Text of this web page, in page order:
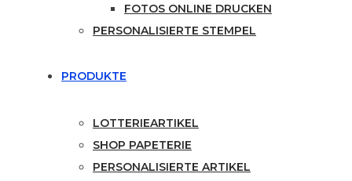
FOTOS ONLINE DRUCKEN
PERSONALISIERTE STEMPEL
PRODUKTE
LOTTERIEARTIKEL
SHOP PAPETERIE
PERSONALISIERTE ARTIKEL